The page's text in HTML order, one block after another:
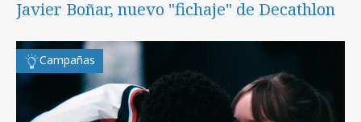
Javier Boñar, nuevo "fichaje" de Decathlon
Campañas